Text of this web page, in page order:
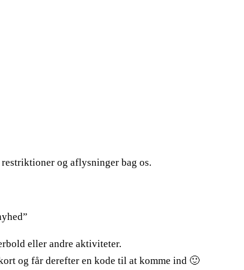
og aflysninger bag os.
eller andre aktiviteter.
og får derefter en kode til at komme ind 🙂